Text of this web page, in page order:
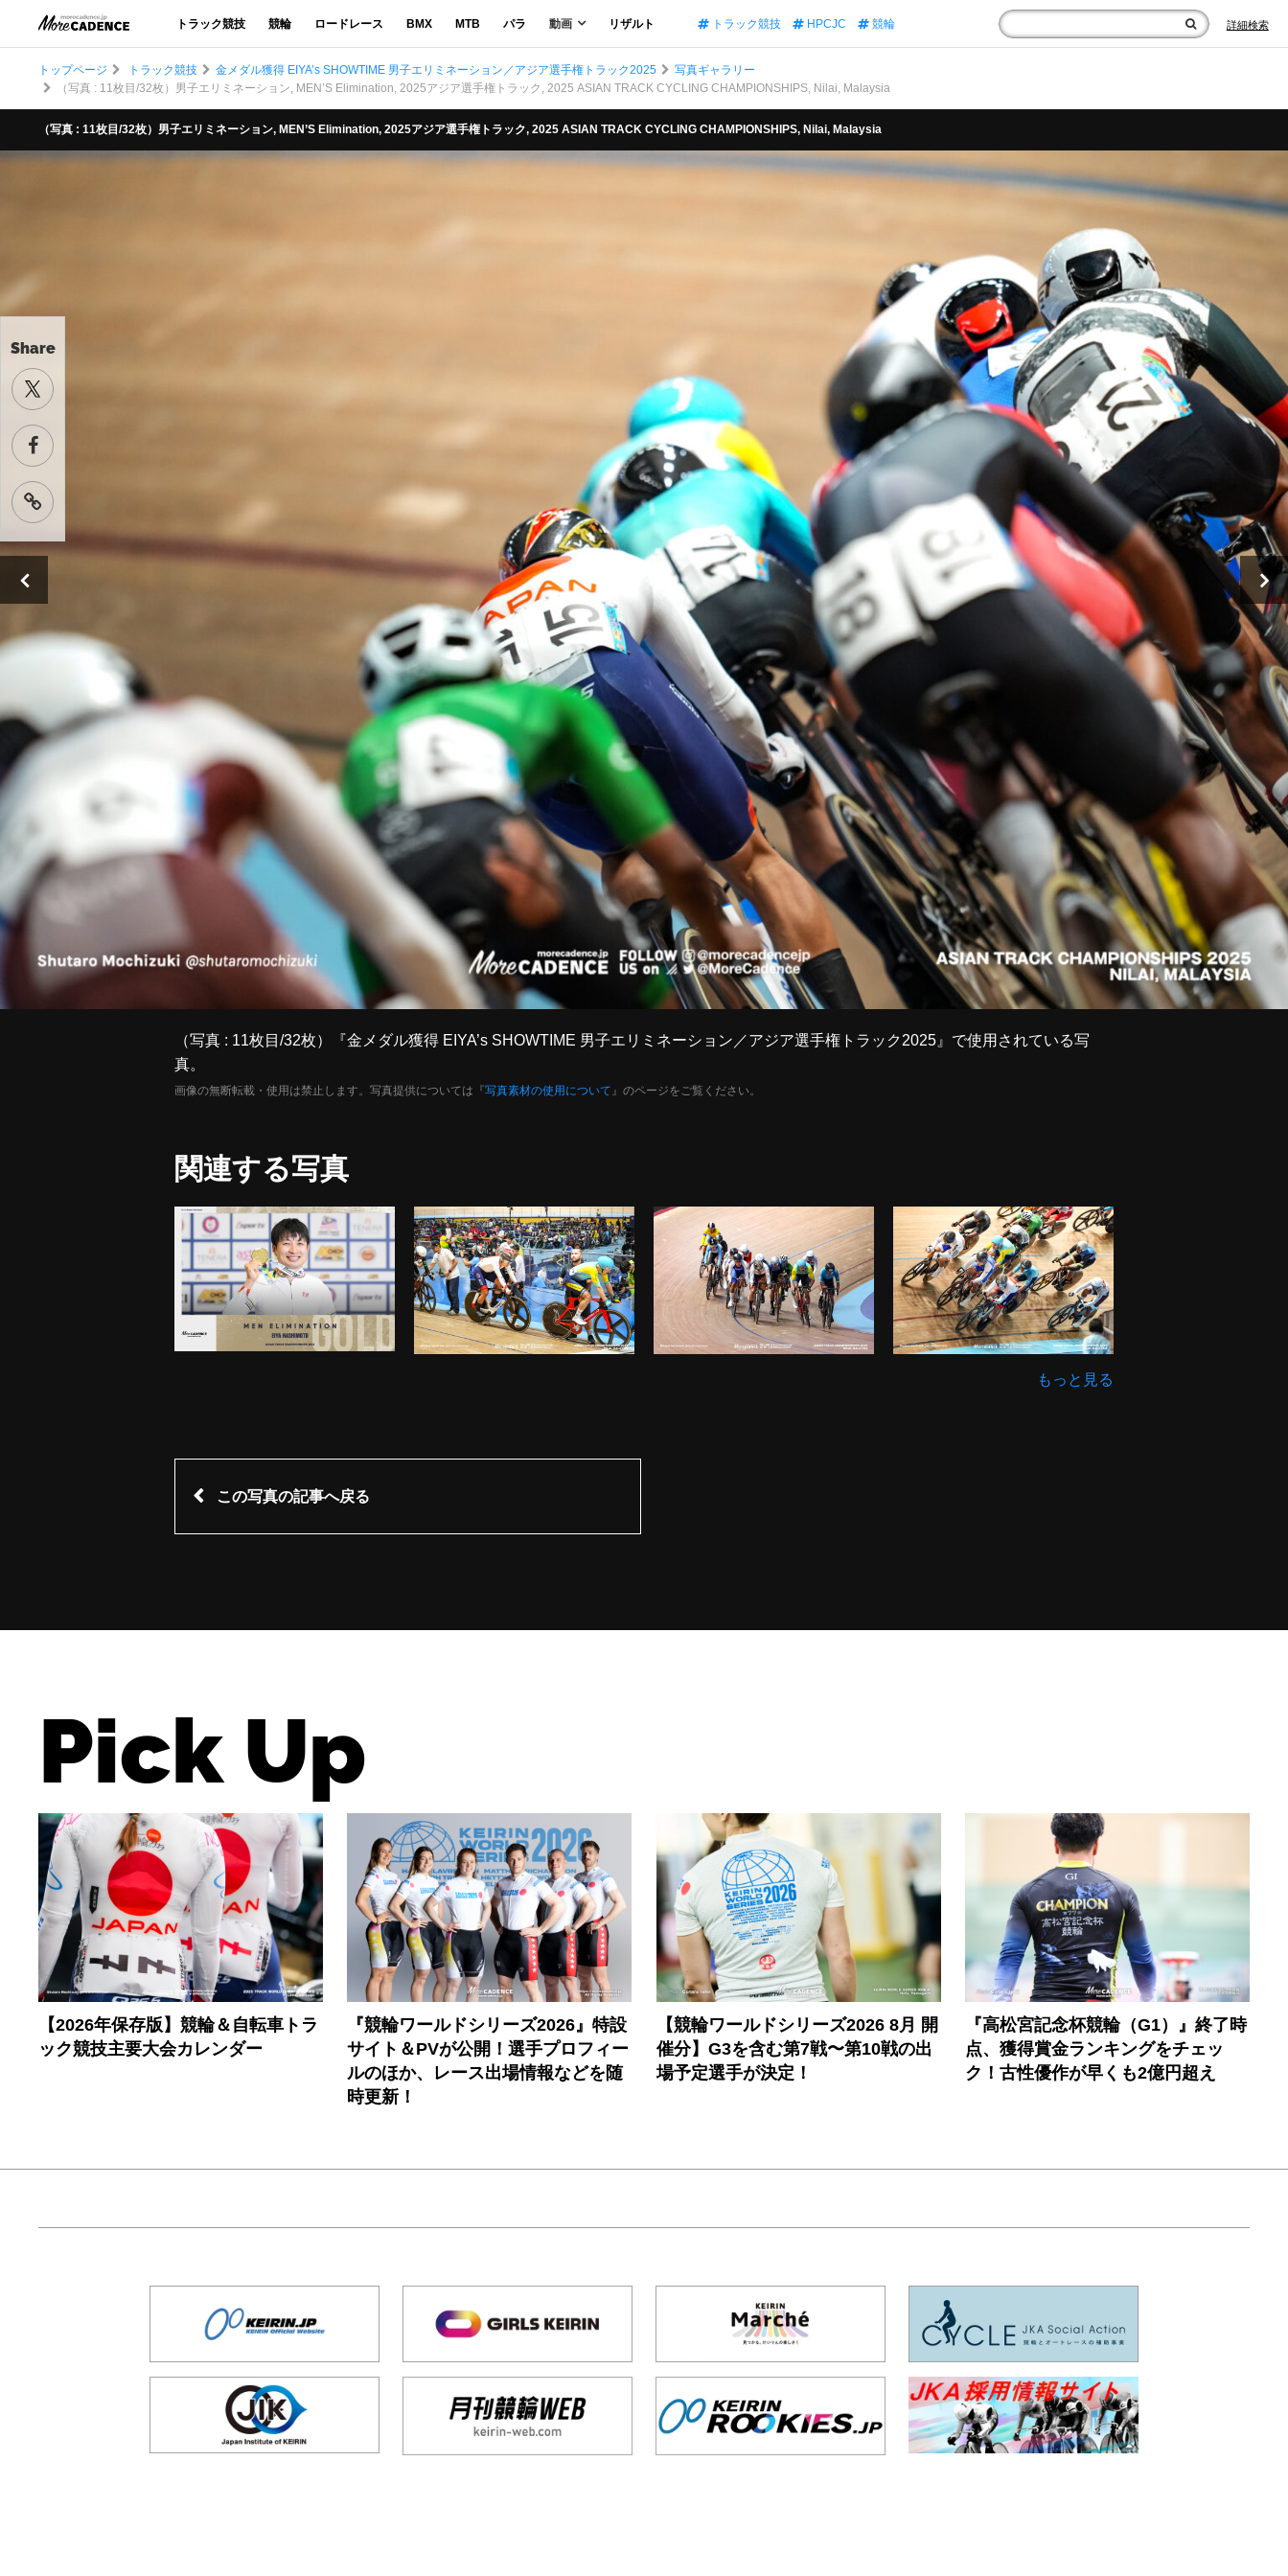
トラック競技 競輪 ロードレース BMX MTB パラ 動画 リザルト トラック競技 HPCJC 競輪 詳細検索
Share
トップページ トラック競技 金メダル獲得 EIYA’s SHOWTIME 男子エリミネーション／アジア選手権トラック2025
写真ギャラリー
（写真 : 11枚目/32枚）男子エリミネーション, MEN’S Elimination, 2025アジア選手権トラック, 2025 ASIAN TRACK CYCLING CHAMPIONSHIPS, Nilai, Malaysia
（写真 : 11枚目/32枚）男子エリミネーション, MEN’S Elimination, 2025アジア選手権トラック, 2025 ASIAN TRACK CYCLING CHAMPIONSHIPS, Nilai, Malaysia
（写真 : 11枚目/32枚）『金メダル獲得 EIYA’s SHOWTIME 男子エリミネーション／アジア選手権トラック2025』で使用されている写
真。
画像の無断転載・使用は禁止します。写真提供については『写真素材の使用について 』のページをご覧ください。
関連する写真
もっと見る
この写真の記事へ戻る
Pick Up
【2026年保存版】競輪＆自転車トラ
ック競技主要大会カレンダー
『競輪ワールドシリーズ2026』特設
サイト＆PVが公開！選手プロフィー
ルのほか、レース出場情報などを随
時更新！
【競輪ワールドシリーズ2026 8月 開
催分】G3を含む第7戦〜第10戦の出
場予定選手が決定！
『高松宮記念杯競輪（G1）』終了時
点、獲得賞金ランキングをチェッ
ク！古性優作が早くも2億円超え